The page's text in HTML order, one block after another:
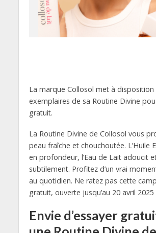
La marque Collosol met à disposition
exemplaires de sa Routine Divine
gratuit.
La Routine Divine de Collosol vous
peau fraîche et chouchoutée. L’Huile
en profondeur, l’Eau de Lait adoucit
subtilement. Profitez d’un vrai
au quotidien. Ne ratez pas cette
gratuit, ouverte jusqu’au 20 avril 2025
Envie d’essayer